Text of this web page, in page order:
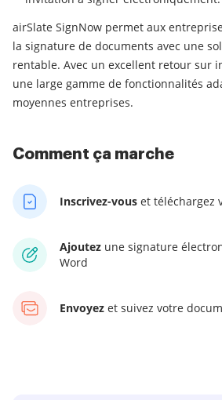
airSlate SignNow permet aux
la signature de documents avec une
rentable. Avec un excellent retour sur
une large gamme de fonctionnalités
moyennes entreprises.
Comment ça marche
Inscrivez-vous et téléchargez
Ajoutez une signature
Word
Envoyez et suivez votre